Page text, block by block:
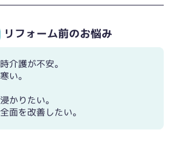
リフォーム前のお悩み
介護が不安。
い。
かりたい。
面を改善したい。